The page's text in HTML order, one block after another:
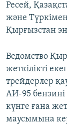
Ресей,
және
Қырғызстан
Ведомство
жеткілікті
трейдерлер
АИ-95
күнге ғана
маусымына